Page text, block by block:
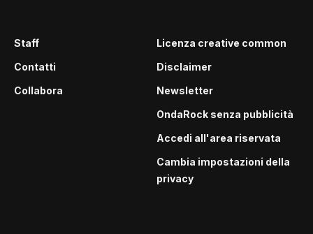
Staff
Contatti
Collabora
Licenza creative common
Disclaimer
Newsletter
OndaRock senza pubblicità
Accedi all'area riservata
Cambia impostazioni della
privacy